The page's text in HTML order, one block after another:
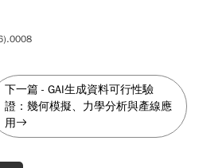
下一篇 -GAI生成資料可行性驗
證：幾何模擬、力學分析與產線應
用